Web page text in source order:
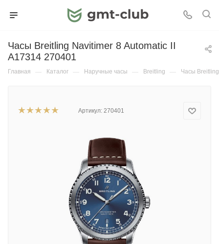
Часы Breitling Navitimer 8 Automatic II
A17314 270401
Главная — Каталог — Наручные часы — Breitling — Часы
Артикул: 270401